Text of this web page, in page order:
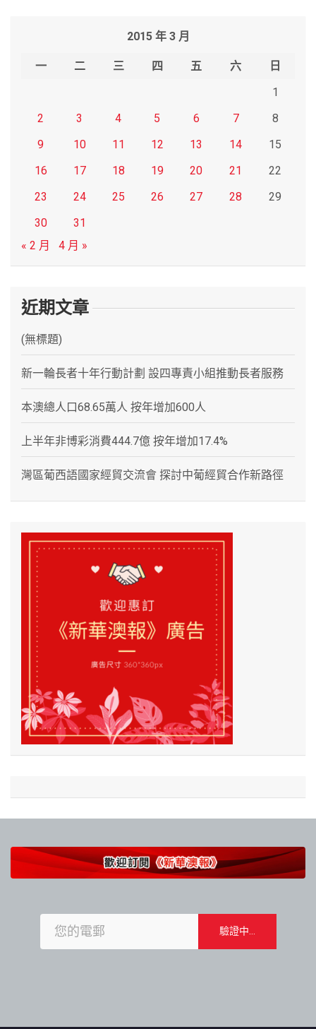
2015 年 3 月
一 二 三 四 五 六
日
1
2
3 4 5 6 7
8
9
10 11 12 13 14
15
16
17 18 19 20 21
22
23
24 25 26 27 28
29
30
31
« 2 月
4 月 »
近期文章
(無標題)
新一輪長者十年行動計劃 設四專責小組推動長者服務
本澳總人口68.65萬人 按年增加600人
上半年非博彩消費444.7億 按年增加17.4%
灣區葡西語國家經貿交流會 探討中葡經貿合作新路徑